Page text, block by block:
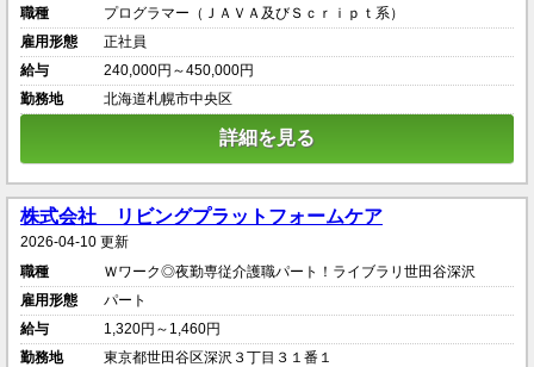
職種
プログラマー（ＪＡＶＡ及びＳｃｒｉｐｔ系）
雇用形態
正社員
給与
240,000円～450,000円
勤務地
北海道札幌市中央区
詳細を見る
株式会社 リビングプラットフォームケア
2026-04-10 更新
職種
Ｗワーク◎夜勤専従介護職パート！ライブラリ世田谷深沢
雇用形態
パート
給与
1,320円～1,460円
勤務地
東京都世田谷区深沢３丁目３１番１